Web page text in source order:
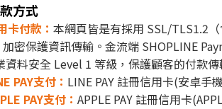
方式
卡付款 ： 本網頁皆是有採用 SSL/TLS1.2
密保護資訊傳輸。 金流端 SHOPLINE
資料安全 Level 1 等級，保護顧客的付款傳
PAY支付 ： LINE PAY 註冊信用卡(安卓手
PAY支付： APPLE PAY 註冊信用卡